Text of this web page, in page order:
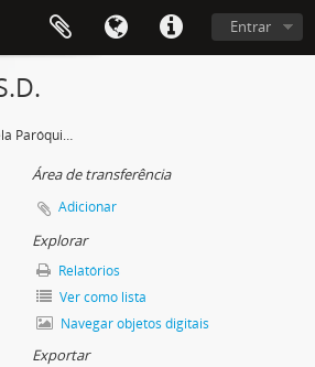
Entrar
Correspondência recebida pela Paróquia de Olhão, S.D.
Área de transferência
Adicionar
Explorar
Relatórios
Ver como lista
Navegar objetos digitais
Exportar